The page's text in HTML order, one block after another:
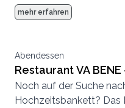
Witterung zulässt auch
einladenden Terrasse.
Aussenbereich.
mehr erfahren
Abendessen
Restaurant VA
Noch auf der Suche
Hochzeitsbankett? Das